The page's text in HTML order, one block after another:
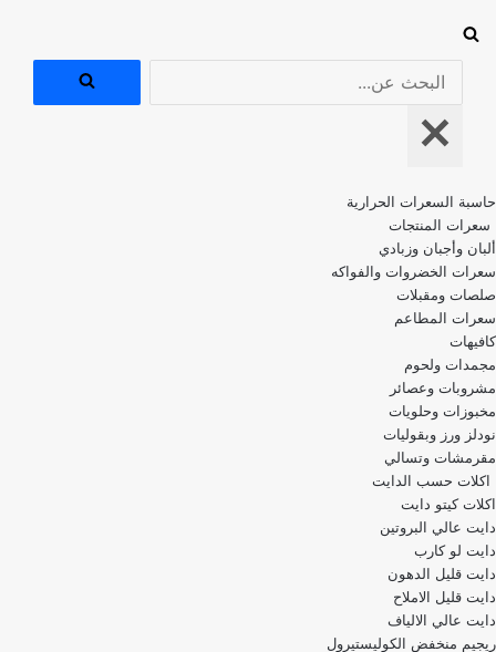
قائمة
قائمة
التنقل
حاسبة السعرات الحرارية
سعرات المنتجات
ألبان وأجبان وزبادي
سعرات الخضروات والفواكه
صلصات ومقبلات
سعرات المطاعم
كافيهات
مجمدات ولحوم
مشروبات وعصائر
مخبوزات وحلويات
نودلز ورز وبقوليات
مقرمشات وتسالي
اكلات حسب الدايت
اكلات كيتو دايت
دايت عالي البروتين
دايت لو كارب
دايت قليل الدهون
دايت قليل الاملاح
دايت عالي الالياف
ريجيم منخفض الكوليستيرول